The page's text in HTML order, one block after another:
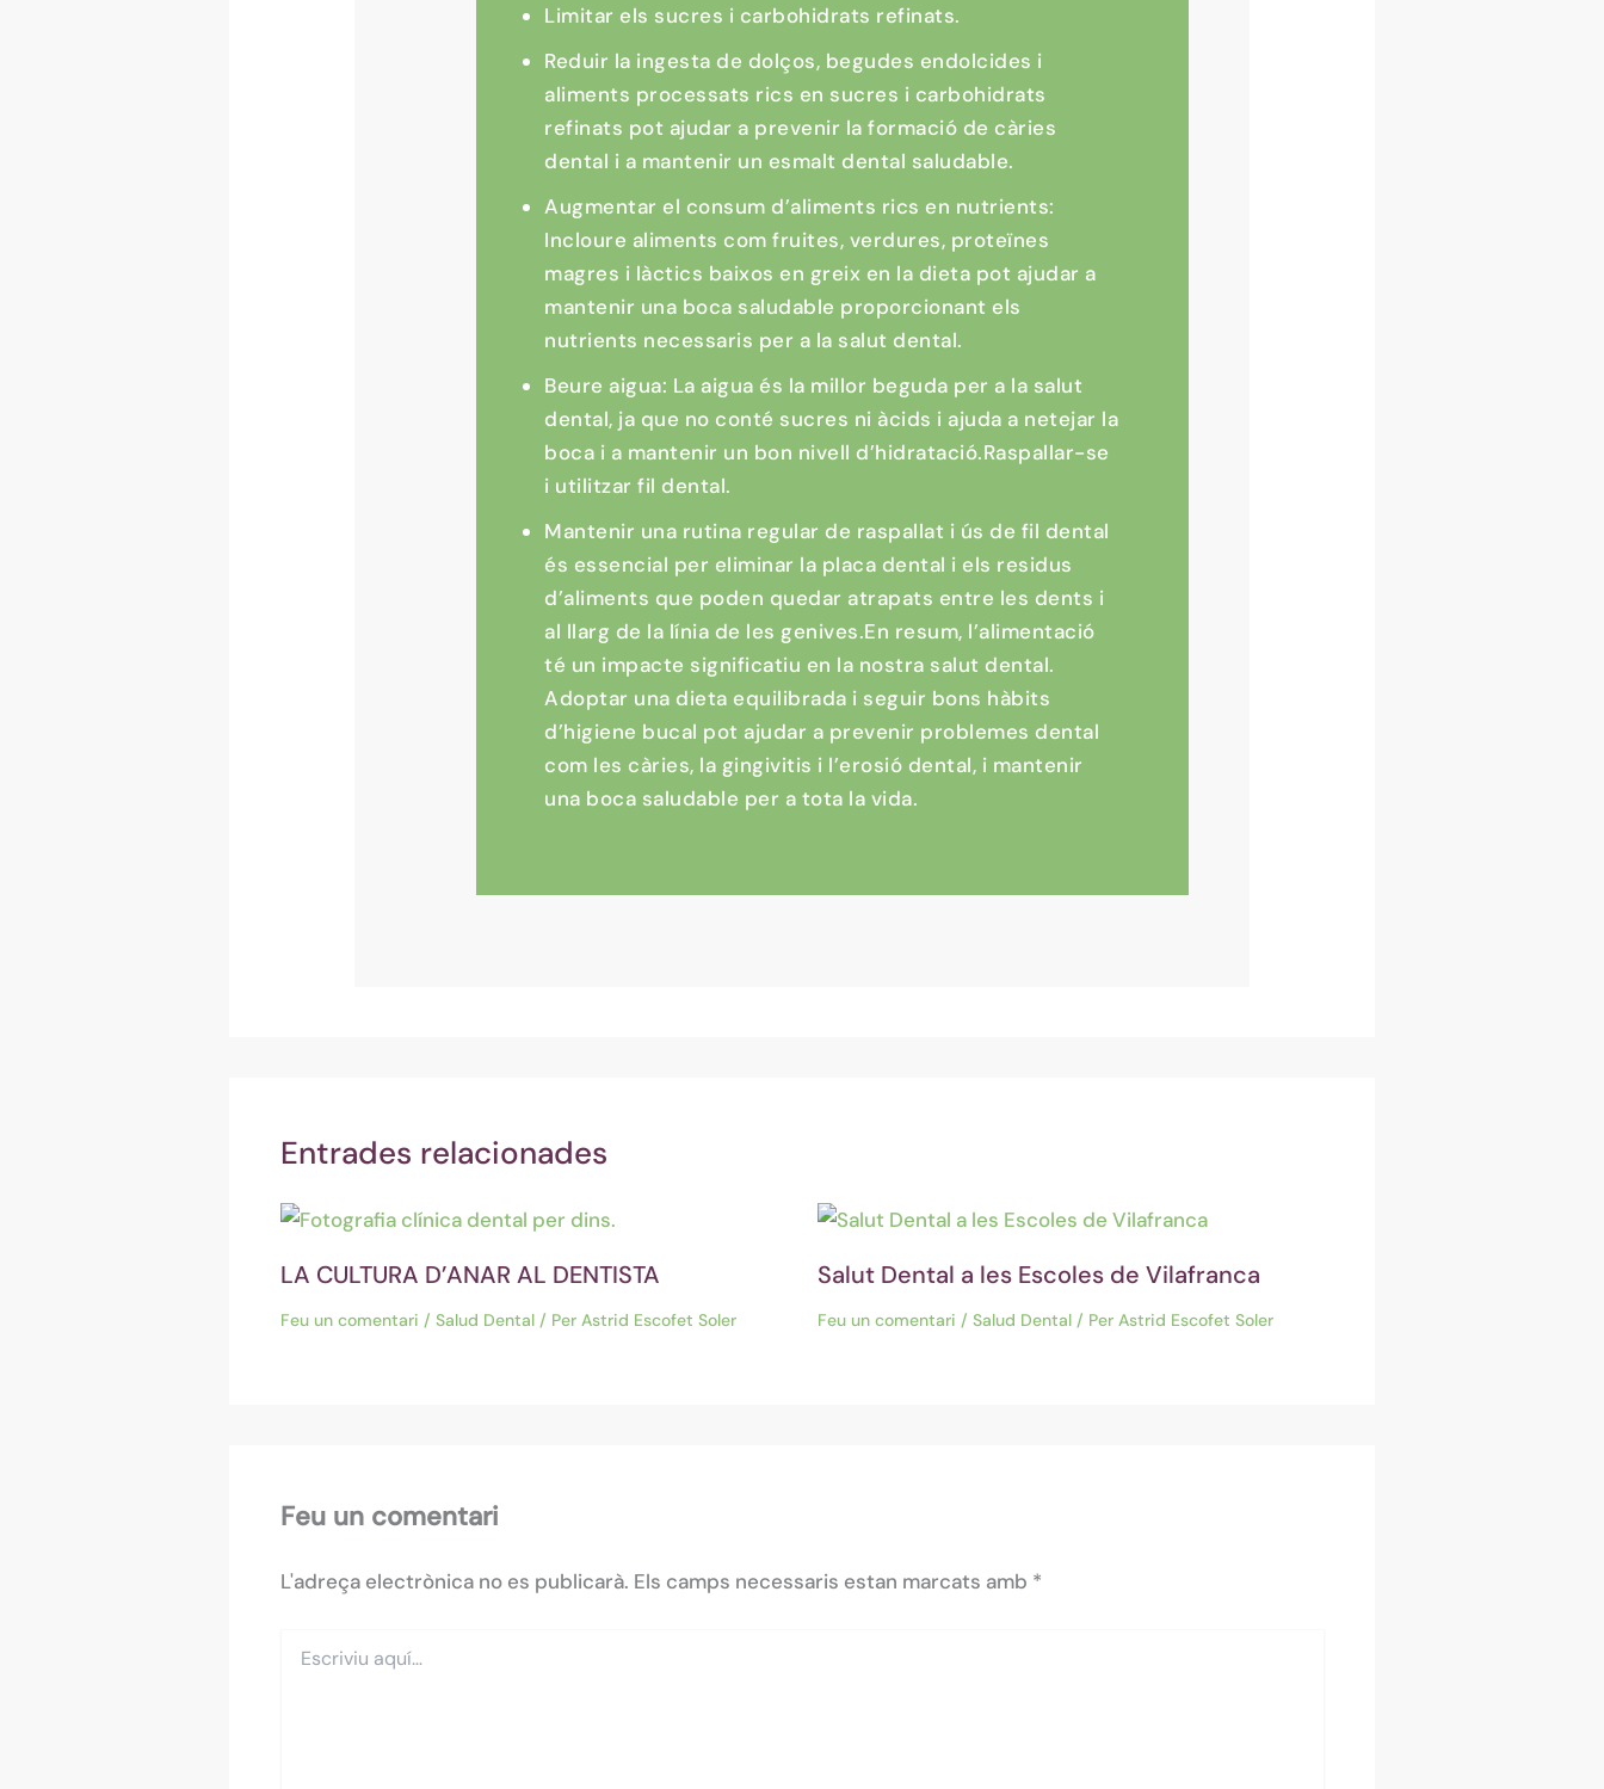
Limitar els sucres i carbohidrats refinats.
Reduir la ingesta de dolços, begudes endolcides i
aliments processats rics en sucres i carbohidrats
refinats pot ajudar a prevenir la formació de càries
dental i a mantenir un esmalt dental saludable.
Augmentar el consum d’aliments rics en nutrients:
Incloure aliments com fruites, verdures, proteïnes
magres i làctics baixos en greix en la dieta pot ajudar a
mantenir una boca saludable proporcionant els
nutrients necessaris per a la salut dental.
Beure aigua: La aigua és la millor beguda per a la salut
dental, ja que no conté sucres ni àcids i ajuda a netejar la
boca i a mantenir un bon nivell d’hidratació.Raspallar-se
i utilitzar fil dental.
Mantenir una rutina regular de raspallat i ús de fil dental
és essencial per eliminar la placa dental i els residus
d’aliments que poden quedar atrapats entre les dents i
al llarg de la línia de les genives.En resum, l’alimentació
té un impacte significatiu en la nostra salut dental.
Adoptar una dieta equilibrada i seguir bons hàbits
d’higiene bucal pot ajudar a prevenir problemes dental
com les càries, la gingivitis i l’erosió dental, i mantenir
una boca saludable per a tota la vida.
Entrades relacionades
LA CULTURA D’ANAR AL DENTISTA
Feu un comentari / Salud Dental/ Per Astrid Escofet Soler
Salut Dental a les Escoles de Vilafranca
Feu un comentari / Salud Dental/ Per Astrid Escofet Soler
Feu un comentari
L'adreça electrònica no es publicarà. Els camps necessaris estan marcats amb *
aquí…